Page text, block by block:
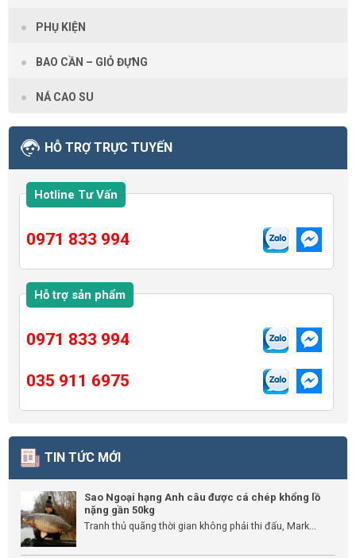
PHỤ KIỆN
BAO CẦN – GIỎ ĐỰNG
NÁ CAO SU
HỖ TRỢ TRỰC TUYẾN
Hotline Tư Vấn
0971 833 994
Hỗ trợ sản phẩm
0971 833 994
035 911 6975
TIN TỨC MỚI
Sao Ngoại hạng Anh câu được cá chép khổng lồ
nặng gần 50kg
Tranh thủ quãng thời gian không phải thi đấu, Mark...